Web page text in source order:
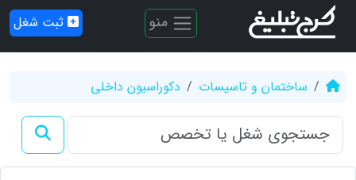
منو ثبت شغل
ساختمان و تاسیسات دکوراسیون داخلی